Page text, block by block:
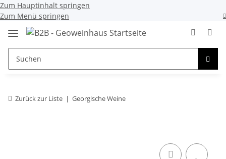
Zum Hauptinhalt springen
Zum Menü springen
Zurück zur Liste Georgische Weine